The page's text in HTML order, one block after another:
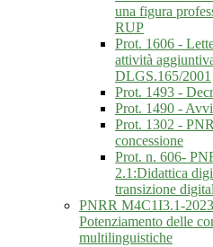
una figura
RUP
Prot. 1606 -
attività
DLGS.165/2001
Prot. 1493 -
Prot. 1490 -
Prot. 1302 -
concessione
Prot. n. 606-
2.1:Didattica
transizione
PNRR M4C1I3.1-
Potenziamento delle
multilinguistiche